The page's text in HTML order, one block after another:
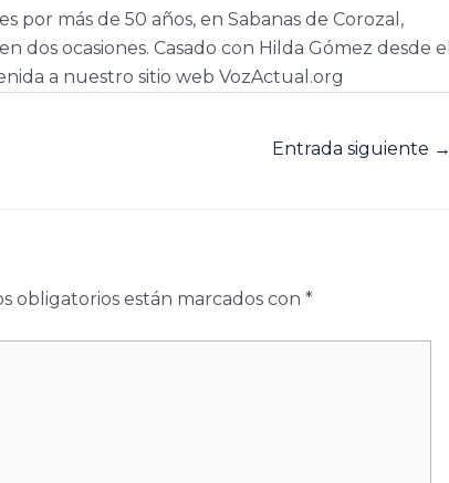
por más de 50 años, en Sabanas de Corozal,
dos ocasiones. Casado con Hilda Gómez desde el
a nuestro sitio web VozActual.org
Entrada siguiente →
obligatorios están marcados con *